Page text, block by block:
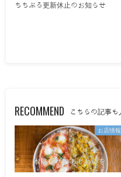
ちちぶる更新休止のお知らせ
RECOMMEND こちらの記事も
お店情報